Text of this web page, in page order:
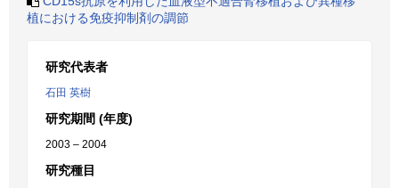
植における免疫抑制剤の調節
研究代表者
石田 英樹
研究期間 (年度)
2003 – 2004
研究種目